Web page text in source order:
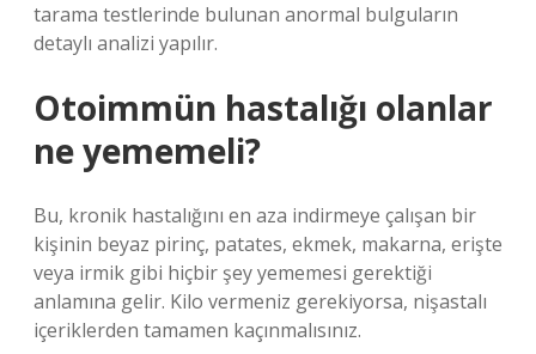
tarama testlerinde bulunan anormal bulguların
detaylı analizi yapılır.
Otoimmün hastalığı olanlar
ne yememeli?
Bu, kronik hastalığını en aza indirmeye çalışan bir
kişinin beyaz pirinç, patates, ekmek, makarna, erişte
veya irmik gibi hiçbir şey yememesi gerektiği
anlamına gelir. Kilo vermeniz gerekiyorsa, nişastalı
içeriklerden tamamen kaçınmalısınız.